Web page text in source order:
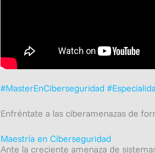
#MasterEnCiberseguridad
Enfréntate a las ciberamenazas de
Maestría en Ciberseguridad
Ante la creciente amenaza de